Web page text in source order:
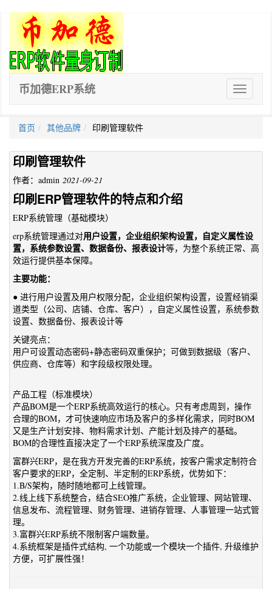
ERP
软
币加德ERP系统
首页 其他品牌 印刷管理软件
印刷管理软件
作者：admin 2021-09-21
印刷ERP管理软件的特点和介绍
ERP系统管理（基础模块）
erp系统管理通过对用户设置，企业组织架构设置，自定义属性设
置，系统参数设置、数据备份、报表设计等，为整个系统正常、高
效运行提供基本保障。
主要功能：
● 进行用户设置及用户权限分配，企业组织架构设置，设置经销渠
道类型（公司、店铺、仓库、客户），自定义属性设置，系统参数
设置、数据备份、报表设计等
关键亮点：
用户可设置动态密码+静态密码双重保护；可做到数据级（客户、
供应商、仓库等）和字段级权限处理。
产品工程（标准模块）
产品BOM是一个ERP系统高效运行的核心。只有考虑周到，操作
合理的BOM，才可快速响应市场及客户的多样化需求，同时BOM
又是生产计划安排、物料需求计划、产能计划及排产的基础。
BOM的合理性直接决定了一个ERP系统深度及广度。
富群兴ERP，是在我方开发完善的ERP系统，按客户需求定制符合
客户要求的ERP，全定制、半定制的ERP系统，优势如下：
1.B/S架构，随时随地都可上线管理。
2.线上线下系统整合，结合SEO推广系统，企业管理、网站管理、
信息发布、流程管理、财务管理、进销存管理、人事管理一站式管
理。
3.富群兴ERP系统不限制客户端数量。
4.系统框架是插件式结构, 一个功能或一个模块一个插件, 升级维护
方便，可扩展性强！